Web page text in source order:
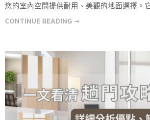
您的室內空間提供耐用、美觀的地面選擇。
CONTINUE READING ➞